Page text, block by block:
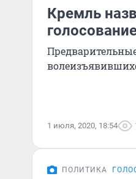
Кремль
1 июля, 2020, 18:54
ПОЛИТИКА